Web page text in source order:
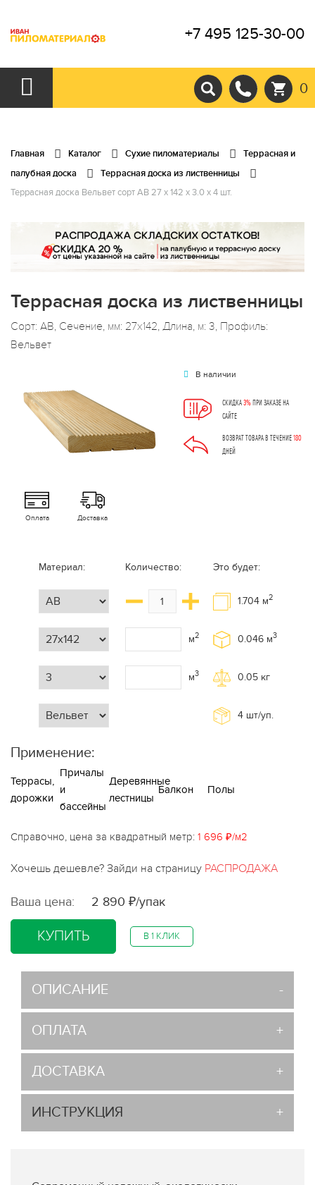
+7 495 125-30-00
0
Главная Каталог Сухие пиломатериалы
Террасная и
палубная доска
Террасная доска из лиственницы
Террасная доска Вельвет сорт АВ 27 x 142 x 3.0 x 4 шт.
Террасная доска из лиственницы
Сорт: АВ, Сечение, мм: 27x142, Длина, м: 3, Профиль:
Вельвет
В наличии
СКИДКА3%ПРИ ЗАКАЗЕ НА
САЙТЕ
ВОЗВРАТ ТОВАРА В ТЕЧЕНИЕ180
ДНЕЙ
Оплата Доставка
Материал: Количество:
м2
м3
Это будет:
1.704 м2
0.046 м3
0.05 кг
4 шт/уп.
Применение:
Террасы,
дорожки
Причалы
и
бассейны
Деревянные
лестницы
Балкон Полы
Справочно, цена за квадратный метр: 1 696 ₽/м2
Хочешь дешевле? Зайди на страницу РАСПРОДАЖА
Ваша цена: 2 890 ₽/упак
КУПИТЬ В 1 КЛИК
ОПИСАНИЕ
ОПЛАТА
ДОСТАВКА
ИНСТРУКЦИЯ